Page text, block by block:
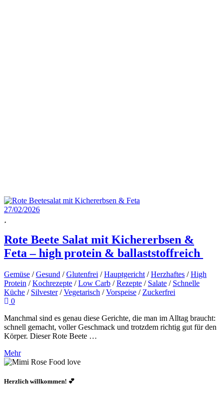
27/02/2026
Rote Beete Salat mit Kichererbsen &
Feta – high protein & ballaststoffreich
Gemüse /Gesund /Glutenfrei /Hauptgericht /Herzhaftes /High
Protein /Kochrezepte /Low Carb /Rezepte / Salate / Schnelle
Küche / Silvester/Vegetarisch /Vorspeise / Zuckerfrei
0
Manchmal sind es genau diese Gerichte, die man im Alltag braucht:
schnell gemacht, voller Geschmack und trotzdem richtig gut für den
Körper. Dieser Rote Beete …
Mehr
Herzlich willkommen! 💕